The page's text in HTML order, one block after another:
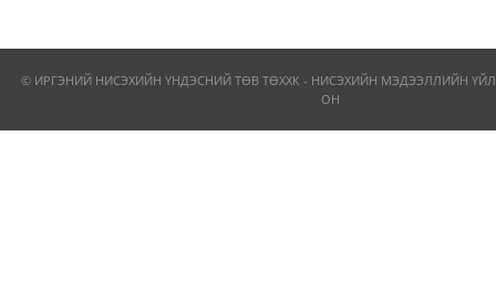
© ИРГЭНИЙ НИСЭХИЙН ҮНДЭСНИЙ ТӨВ ТӨХХК - НИСЭХИЙН МЭДЭЭЛЛИЙН
ОН